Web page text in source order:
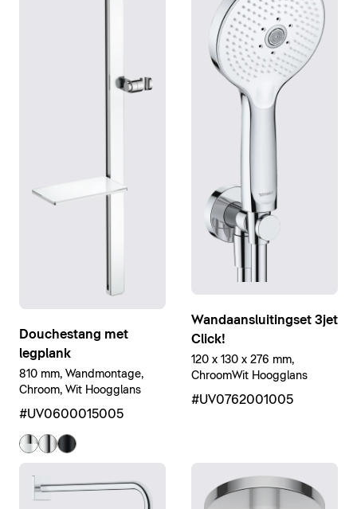
Douchestang met
legplank
810 mm, Wandmontage,
Chroom, Wit Hoogglans
#UV0600015005
Wandaansluitingset 3jet
Click!
120 x 130 x 276 mm,
ChroomWit Hoogglans
#UV0762001005